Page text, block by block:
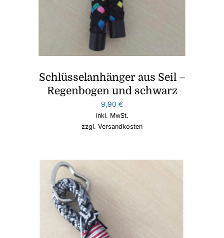
Schlüsselanhänger aus Seil –
Regenbogen und schwarz
9,90 €
inkl. MwSt.
zzgl. Versandkosten